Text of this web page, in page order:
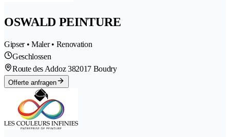
OSWALD PEINTURE
Gipser • Maler • Renovation
Geschlossen
Route des Addoz 382017 Boudry
Offerte anfragen